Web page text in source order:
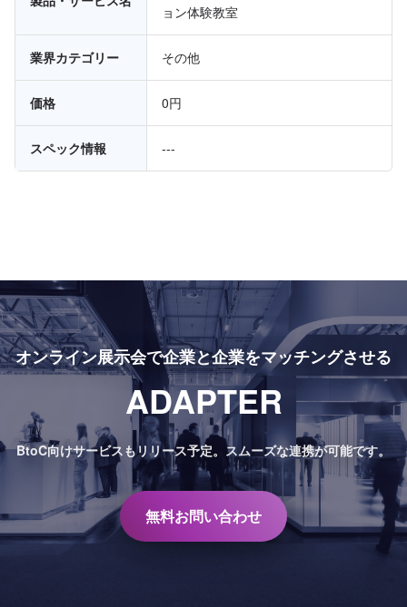
ョン体験教室
業界カテゴリー その他
価格 0円
スペック情報 ---
オンライン展示会で企業と企業をマッチングさせる
ADAPTER
BtoC向けサービスもリリース予定。 スムーズな連携が可能です。
無料お問い合わせ